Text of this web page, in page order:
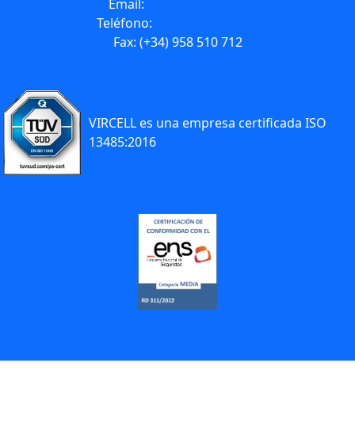
Email:
Teléfono:
Fax: (+34) 958 510 712
VIRCELL es una empresa certificada ISO
13485:2016